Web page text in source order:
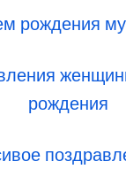
рождения
рождения